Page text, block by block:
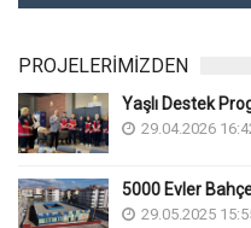
PROJELERİMİZDEN
Yaşlı Destek
29.04.2026
5000 Evler
29.05.2025